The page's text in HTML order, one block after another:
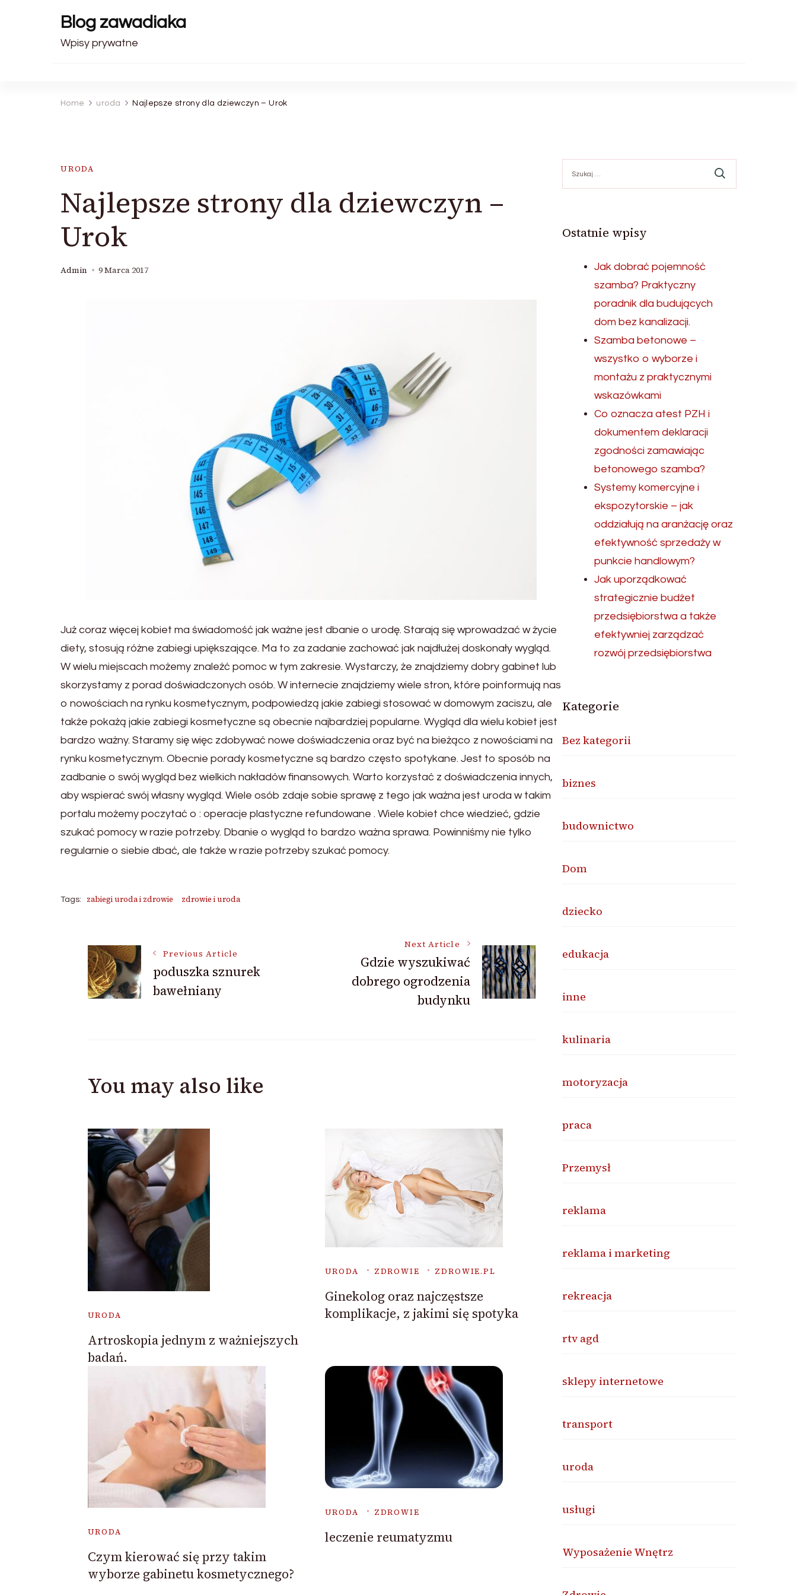
Blog zawadiaka
Wpisy prywatne
Home uroda Najlepsze strony dla dziewczyn – Urok
URODA
Najlepsze strony dla dziewczyn –
Urok
Admin 9 Marca 2017
Już coraz więcej kobiet ma świadomość jak ważne jest dbanie o urodę. Starają się wprowadzać w życie
diety, stosują różne zabiegi upiększające. Ma to za zadanie zachować jak najdłużej doskonały wygląd.
W wielu miejscach możemy znaleźć pomoc w tym zakresie. Wystarczy, że znajdziemy dobry gabinet lub
skorzystamy z porad doświadczonych osób. W internecie znajdziemy wiele stron, które poinformują nas
o nowościach na rynku kosmetycznym, podpowiedzą jakie zabiegi stosować w domowym zaciszu, ale
także pokażą jakie zabiegi kosmetyczne są obecnie najbardziej popularne. Wygląd dla wielu kobiet jest
bardzo ważny. Staramy się więc zdobywać nowe doświadczenia oraz być na bieżąco z nowościami na
rynku kosmetycznym. Obecnie porady kosmetyczne są bardzo często spotykane. Jest to sposób na
zadbanie o swój wygląd bez wielkich nakładów finansowych. Warto korzystać z doświadczenia innych,
aby wspierać swój własny wygląd. Wiele osób zdaje sobie sprawę z tego jak ważna jest uroda w takim
portalu możemy poczytać o : operacje plastyczne refundowane . Wiele kobiet chce wiedzieć, gdzie
szukać pomocy w razie potrzeby. Dbanie o wygląd to bardzo ważna sprawa. Powinniśmy nie tylko
regularnie o siebie dbać, ale także w razie potrzeby szukać pomocy.
Tags: zabiegi uroda i zdrowie zdrowie i uroda
Post
Navigation
Previous Article
poduszka sznurek
bawełniany
Next Article
Gdzie wyszukiwać
dobrego ogrodzenia
budynku
You may also like
URODA
Artroskopia jednym z ważniejszych
badań.
URODA ZDROWIE ZDROWIE.PL
Ginekolog oraz najczęstsze
komplikacje, z jakimi się spotyka
URODA
Czym kierować się przy takim
wyborze gabinetu kosmetycznego?
URODA ZDROWIE
leczenie reumatyzmu
Ostatnie wpisy
Jak dobrać pojemność
szamba? Praktyczny
poradnik dla budujących
dom bez kanalizacji.
Szamba betonowe –
wszystko o wyborze i
montażu z praktycznymi
wskazówkami
Co oznacza atest PZH i
dokumentem deklaracji
zgodności zamawiając
betonowego szamba?
Systemy komercyjne i
ekspozytorskie – jak
oddziałują na aranżację oraz
efektywność sprzedaży w
punkcie handlowym?
Jak uporządkować
strategicznie budżet
przedsiębiorstwa a także
efektywniej zarządzać
rozwój przedsiębiorstwa
Kategorie
Bez kategorii
biznes
budownictwo
Dom
dziecko
edukacja
inne
kulinaria
motoryzacja
praca
Przemysł
reklama
reklama i marketing
rekreacja
rtv agd
sklepy internetowe
transport
uroda
usługi
Wyposażenie Wnętrz